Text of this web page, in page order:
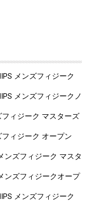
メンズフィジーク
メンズフィジークノ
ィジーク マスターズ
ィジーク オープン
ンズフィジーク マスタ
ンズフィジークオープ
メンズフィジーク